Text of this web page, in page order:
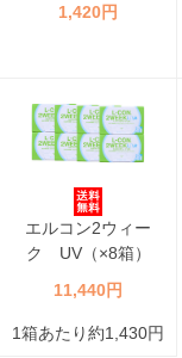
1,420円
エルコン2ウィー
ク UV（×8箱）
11,440円
1箱あたり約1,430円